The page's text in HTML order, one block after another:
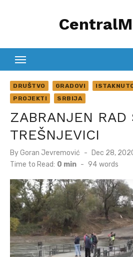
DRUŠTVO GRADOVI
PROJEKTI
SRBIJA
ZABRANJEN RAD
TREŠNJEVICI
ByGoran Jevremović
Posted
on
Dec 28,
Time to Read: 0 min - 94 words